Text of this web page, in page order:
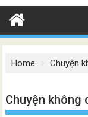
Home Chuyện
Chuyện không